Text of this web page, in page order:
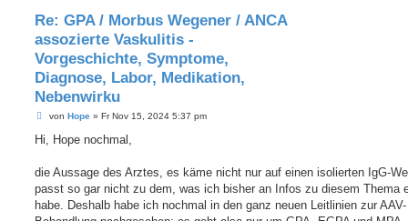
Re: GPA / Morbus Wegener / ANCA
assozierte Vaskulitis -
Vorgeschichte, Symptome,
Diagnose, Labor, Medikation,
Nebenwirku
B
t
a
von Hope» Fr Nov 15, 2024 5:37 pm
Hi, Hope nochmal,
die Aussage des Arztes, es käme nicht nur auf einen isolierten IgG-
passt so gar nicht zu dem, was ich bisher an Infos zu diesem Thema
habe. Deshalb habe ich nochmal in den ganz neuen Leitlinien zur AAV-